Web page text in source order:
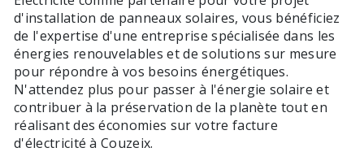
d'installation de panneaux solaires, vous bénéficiez
de l'expertise d'une entreprise spécialisée dans les
énergies renouvelables et de solutions sur mesure
pour répondre à vos besoins énergétiques.
N'attendez plus pour passer à l'énergie solaire et
contribuer à la préservation de la planète tout en
réalisant des économies sur votre facture
d'électricité à Couzeix.